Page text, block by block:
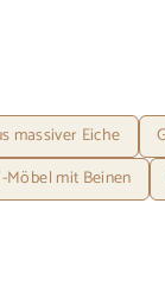
massiver Eiche
Möbel mit Beinen